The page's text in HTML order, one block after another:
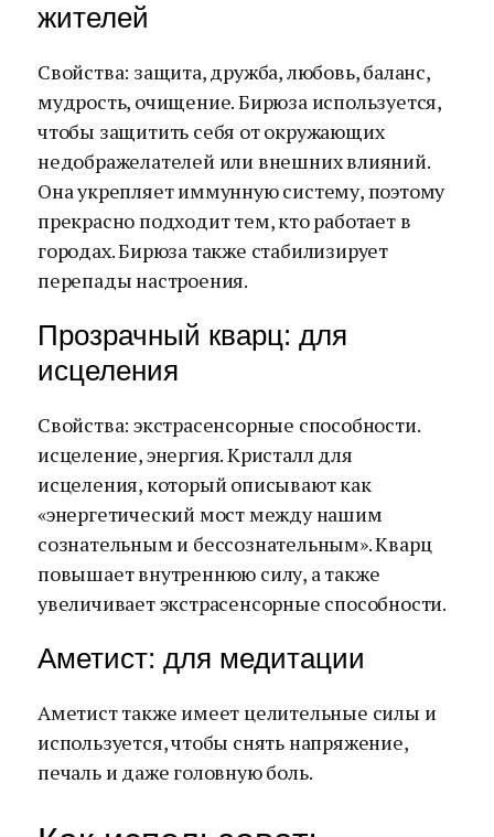
жителей
Свойства: защита, дружба, любовь, баланс,
мудрость, очищение. Бирюза используется,
чтобы защитить себя от окружающих
недображелателей или внешних влияний.
Она укрепляет иммунную систему, поэтому
прекрасно подходит тем, кто работает в
городах. Бирюза также стабилизирует
перепады настроения.
Прозрачный кварц: для
исцеления
Свойства: экстрасенсорные способности.
исцеление, энергия. Кристалл для
исцеления, который описывают как
«энергетический мост между нашим
сознательным и бессознательным». Кварц
повышает внутреннюю силу, а также
увеличивает экстрасенсорные способности.
Аметист: для медитации
Аметист также имеет целительные силы и
используется, чтобы снять напряжение,
печаль и даже головную боль.